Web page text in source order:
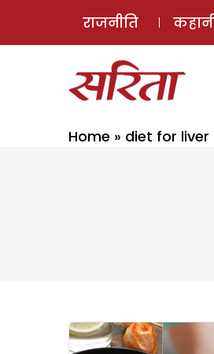
राजनीति
Home » diet for liver